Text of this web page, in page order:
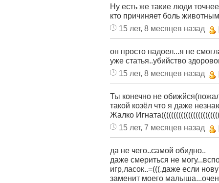
Ну есть же такие люди
кто причиняет боль
15 лет, 8 месяцев назад
он просто надоел...я не
уже статья..убийство
15 лет, 8 месяцев назад
Ты конечно не
такой козёл что я даже
Жалко
15 лет, 7 месяцев назад
да не чего..самой обидно..
даже смериться не
игр,ласок..=(((.даже если
заменит моего